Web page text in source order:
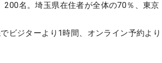
名。埼玉県在住者が全体の70％、東京
ビジターより1時間、オンライン予約より